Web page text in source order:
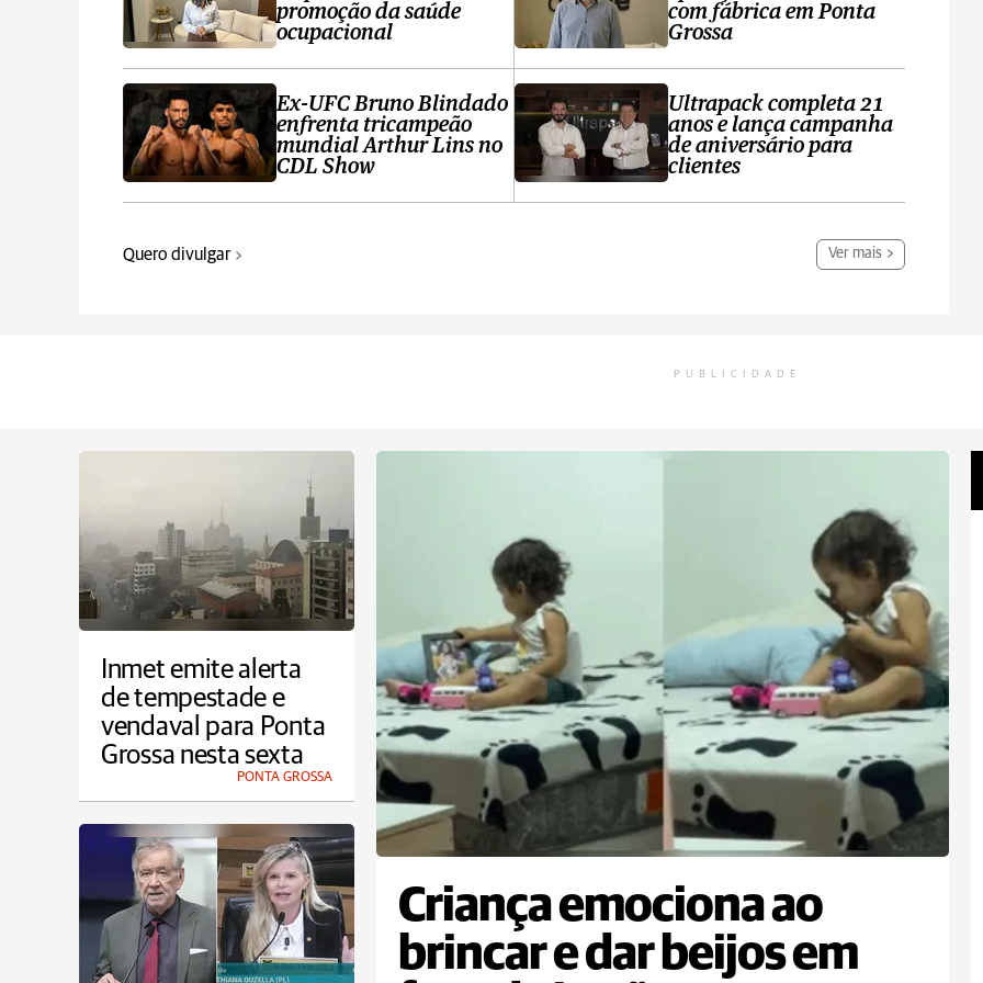
promoção da saúde
ocupacional
Ex-UFC Bruno Blindado
enfrenta tricampeão
mundial Arthur Lins no
CDL Show
com fábrica em Ponta
Grossa
Ultrapack completa 21
anos e lança campanha
de aniversário para
clientes
Quero divulgar Ver mais
PUBLICIDADE
Inmet emite alerta
de tempestade e
vendaval para Ponta
Grossa nesta sexta
PONTA GROSSA
Criança emociona ao
brincar e dar beijos em